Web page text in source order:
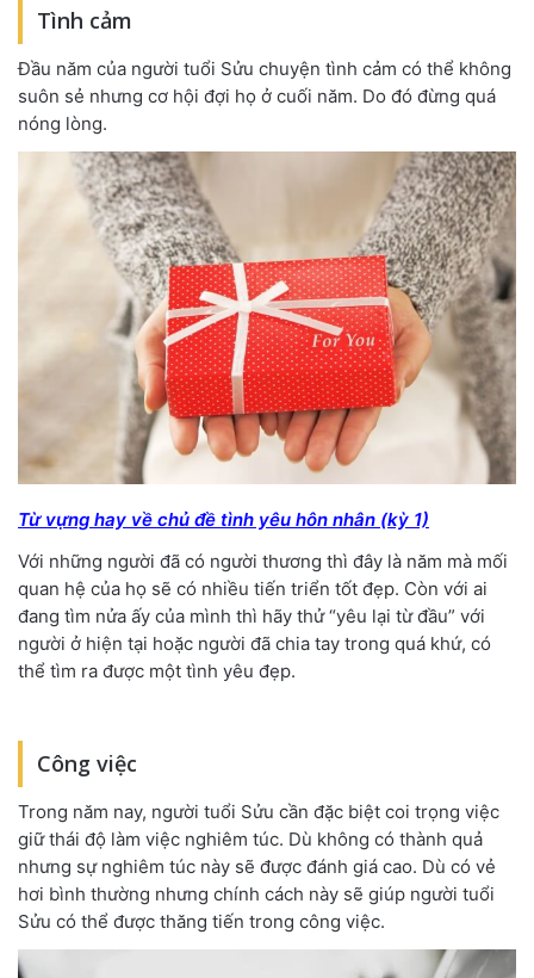
Tình cảm
Đầu năm của người tuổi Sửu chuyện tình cảm có thể không
suôn sẻ nhưng cơ hội đợi họ ở cuối năm. Do đó đừng quá
nóng lòng.
Từ vựng hay về chủ đề tình yêu hôn nhân (kỳ 1)
Với những người đã có người thương thì đây là năm mà mối
quan hệ của họ sẽ có nhiều tiến triển tốt đẹp. Còn với ai
đang tìm nửa ấy của mình thì hãy thử “yêu lại từ đầu” với
người ở hiện tại hoặc người đã chia tay trong quá khứ, có
thể tìm ra được một tình yêu đẹp.
Công việc
Trong năm nay, người tuổi Sửu cần đặc biệt coi trọng việc
giữ thái độ làm việc nghiêm túc. Dù không có thành quả
nhưng sự nghiêm túc này sẽ được đánh giá cao. Dù có vẻ
hơi bình thường nhưng chính cách này sẽ giúp người tuổi
Sửu có thể được thăng tiến trong công việc.